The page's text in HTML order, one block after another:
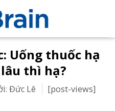
Uống thuốc hạ
thì hạ?
Đức Lê
[post-views]